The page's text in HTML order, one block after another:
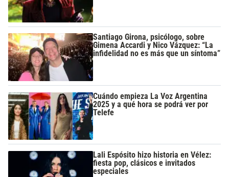
Santiago Girona, psicólogo, sobre
Gimena Accardi y Nico Vázquez: “La
infidelidad no es más que un síntoma”
Cuándo empieza La Voz Argentina
2025 y a qué hora se podrá ver por
Telefe
Lali Espósito hizo historia en Vélez:
fiesta pop, clásicos e invitados
especiales